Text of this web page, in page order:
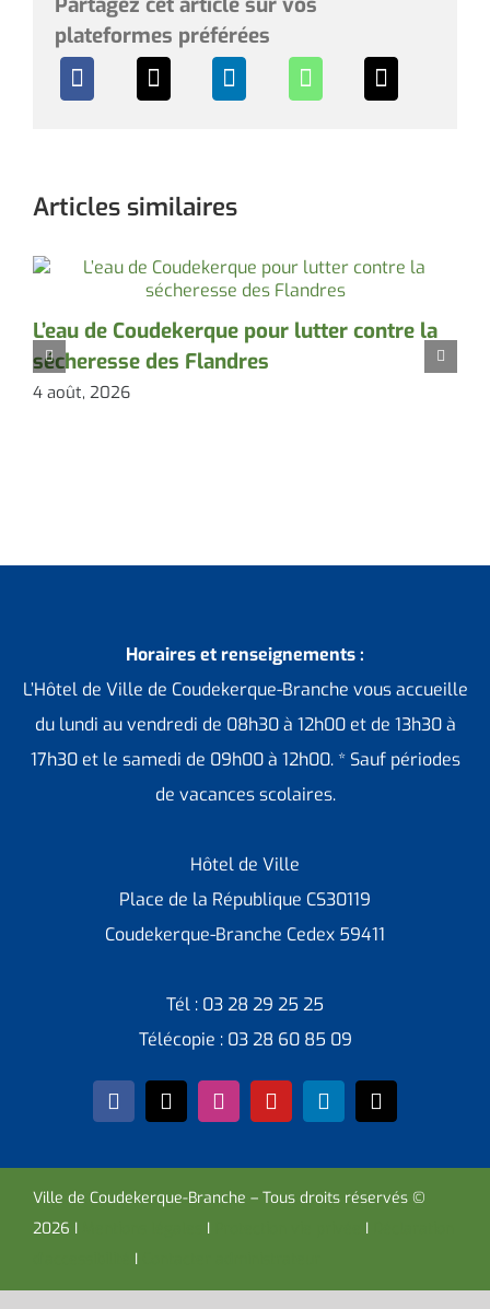
plateformes préférées
Articles similaires
L’eau de Coudekerque pour lutter contre la
sécheresse des Flandres
4 août, 2026
Horaires et renseignements :
L’Hôtel de Ville de Coudekerque-Branche vous accueille
du lundi au vendredi de 08h30 à 12h00 et de 13h30 à
17h30 et le samedi de 09h00 à 12h00. * Sauf périodes
de vacances scolaires.
Hôtel de Ville
Place de la République CS30119
Coudekerque-Branche Cedex 59411
Tél : 03 28 29 25 25
Télécopie : 03 28 60 85 09
Ville de Coudekerque-Branche – Tous droits réservés ©
2026 I
I I
I